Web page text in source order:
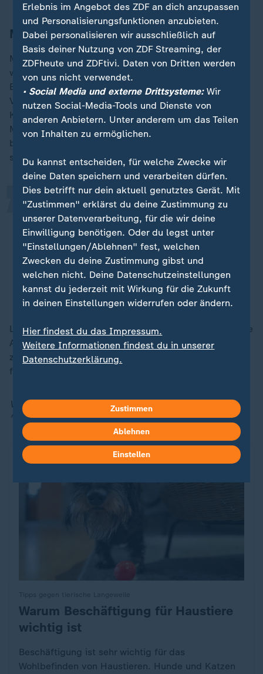
Misserfolg bei der Zusammenführung
Manche Tierarten können schlecht zusammenleben,
wie zum Beispiel Meerschweinchen und Kaninchen.
Beide Arten weisen ein unterschiedliches
Verhaltensrepertoire auf. Während Kaninchen den
Körperkontakt zu anderen Tieren suchen, bleiben
Meerschweinchen eher auf Distanz. Kaninchen
bevorzugen erhöhte Orte, Meerschweinchen halten
sich gern in geschützten Verstecken auf.
Wenn alle Versuche einer
Gewöhnung fehlschlagen, hilft nur
noch, die Tiere zu trennen und wenn
notwendig ein neues Zuhause zu
suchen.
„
Lea Schmitz, Deutscher Tierschutzbund e. V.
Lea Schmitz empfiehlt, sich bei einem auf die jeweilige
Art oder auf Tierverhalten spezialisierten Tierarzt Hilfe
zu suchen, wenn die Vergesellschaftung nicht
funktioniert.
Valentina Kurscheid ist Redakteurin der ZDF-Sendung
"
Volle Kanne, Service täglich"
:
Warum Beschäftigung für Haustiere
wichtig ist
Beschäftigung ist sehr wichtig für das
Wohlbefinden von Haustieren. Hunde und Katzen
Erlebnis im Angebot des ZDF an dich anzupassen
und Personalisierungsfunktionen anzubieten.
Dabei personalisieren wir ausschließlich auf
Basis deiner Nutzung von ZDF Streaming, der
ZDFheute und ZDFtivi. Daten von Dritten werden
von uns nicht verwendet.
• Social Media und externe Drittsysteme:Wir
nutzen Social-Media-Tools und Dienste von
anderen Anbietern. Unter anderem um das Teilen
von Inhalten zu ermöglichen.
Du kannst entscheiden, für welche Zwecke wir
deine Daten speichern und verarbeiten dürfen.
Dies betrifft nur dein aktuell genutztes Gerät. Mit
"Zustimmen" erklärst du deine Zustimmung zu
unserer Datenverarbeitung, für die wir deine
Einwilligung benötigen. Oder du legst unter
"Einstellungen/Ablehnen" fest, welchen
Zwecken du deine Zustimmung gibst und
welchen nicht. Deine Datenschutzeinstellungen
kannst du jederzeit mit Wirkung für die Zukunft
in deinen Einstellungen widerrufen oder ändern.
Hier findest du das Impressum.
Weitere Informationen findest du in unserer
Datenschutzerklärung.
Zustimmen
Ablehnen
Einstellen